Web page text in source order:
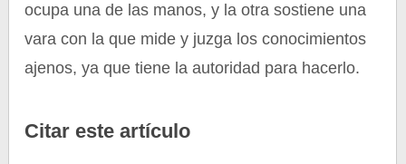
ocupa una de las manos, y la otra sostiene una
vara con la que mide y juzga los conocimientos
ajenos, ya que tiene la autoridad para hacerlo.
Citar este artículo